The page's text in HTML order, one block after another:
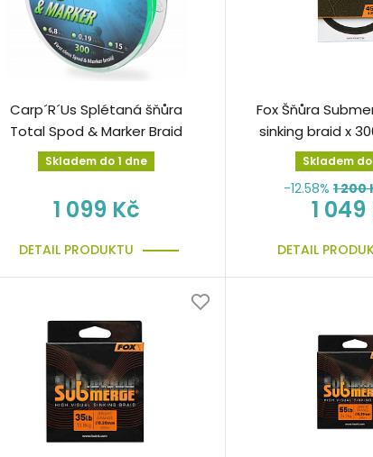
Carp´R´Us Splétaná šňůra
Total Spod & Marker Braid
Skladem do 1 dne
1 099 Kč
DETAIL PRODUKTU
Fox Šňůra
sinking braid x
45lb/20.4kg
Skladem
-12.58% 1 200
1 049
DETAIL